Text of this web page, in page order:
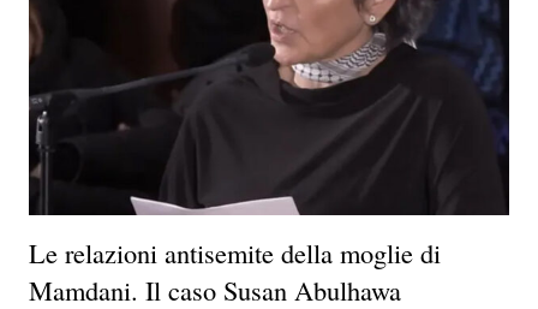
Le relazioni antisemite della moglie di
Mamdani. Il caso Susan Abulhawa